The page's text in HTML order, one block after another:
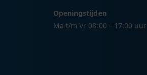
Openingstijden
Ma t/m Vr 08:00 – 17:00 uur